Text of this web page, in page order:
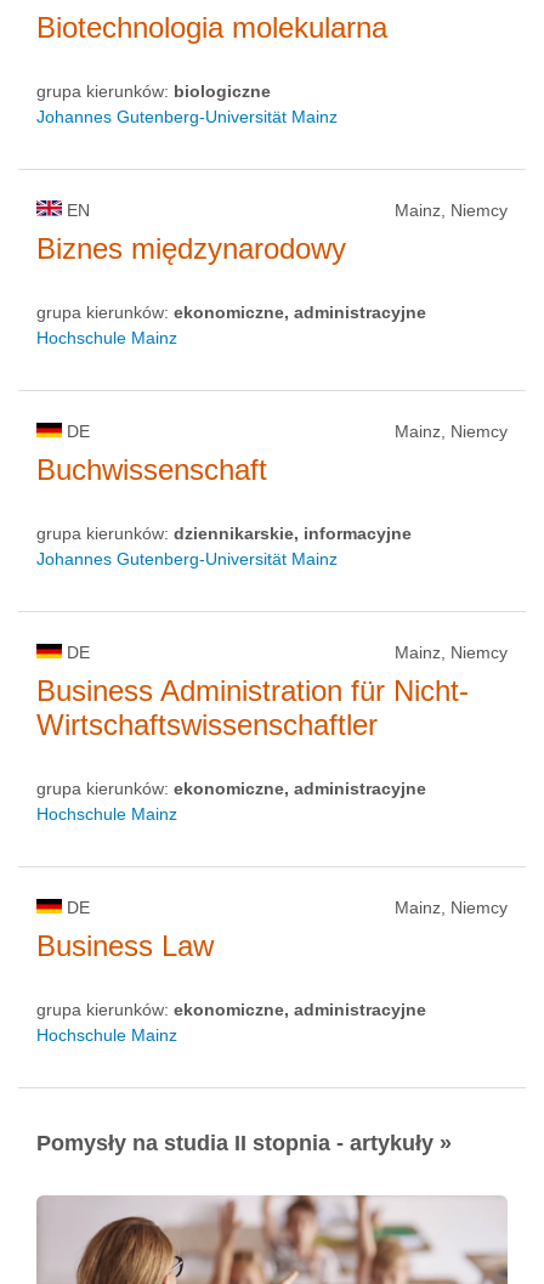
Biotechnologia molekularna
grupa kierunków: biologiczne
Johannes Gutenberg-Universität Mainz
EN Mainz, Niemcy
Biznes międzynarodowy
grupa kierunków: ekonomiczne, administracyjne
Hochschule Mainz
DE Mainz, Niemcy
Buchwissenschaft
grupa kierunków: dziennikarskie, informacyjne
Johannes Gutenberg-Universität Mainz
DE Mainz, Niemcy
Business Administration für Nicht-
Wirtschaftswissenschaftler
grupa kierunków: ekonomiczne, administracyjne
Hochschule Mainz
DE Mainz, Niemcy
Business Law
grupa kierunków: ekonomiczne, administracyjne
Hochschule Mainz
Pomysły na studia II stopnia - artykuły »